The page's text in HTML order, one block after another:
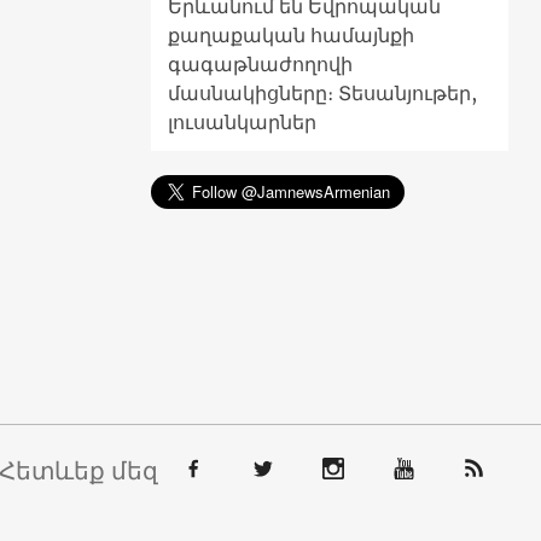
Երևանում են Եվրոպական
քաղաքական համայնքի
գագաթնաժողովի
մասնակիցները։ Տեսանյութեր,
լուսանկարներ
Հետևեք մեզ